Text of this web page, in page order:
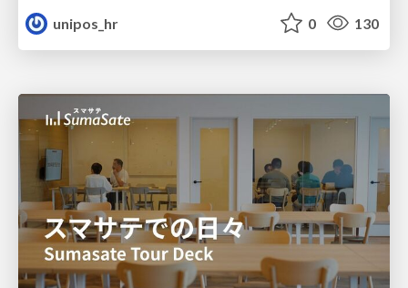
unipos_hr
0 130